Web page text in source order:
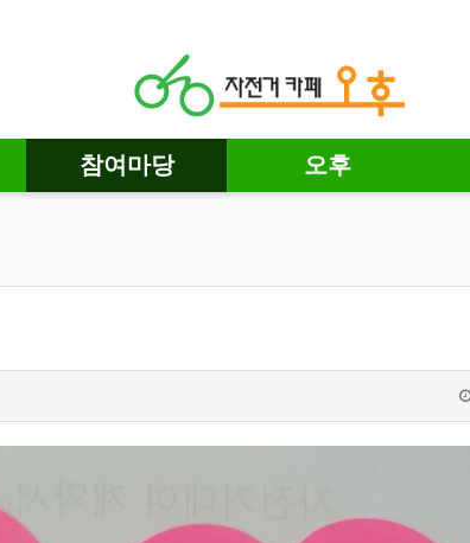
참여마당 오후